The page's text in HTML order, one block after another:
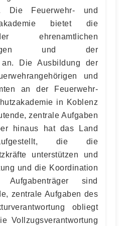
Die Feuerwehr- und
bietet die
ehrenamtlichen
und der
an. Die Ausbildung der
und
an der Feuerwehr-
in Koblenz
zentrale Aufgaben
hinaus hat das Land
die die
unterstützen und
und die Koordination
sind
zentrale Aufgaben des
obliegt
Vollzugsverantwortung